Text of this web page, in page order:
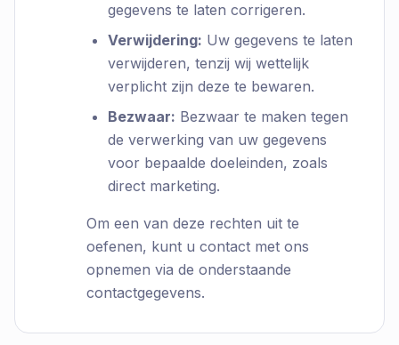
gegevens te laten corrigeren.
Verwijdering: Uw gegevens te laten
verwijderen, tenzij wij wettelijk
verplicht zijn deze te bewaren.
Bezwaar: Bezwaar te maken tegen
de verwerking van uw gegevens
voor bepaalde doeleinden, zoals
direct marketing.
Om een van deze rechten uit te
oefenen, kunt u contact met ons
opnemen via de onderstaande
contactgegevens.